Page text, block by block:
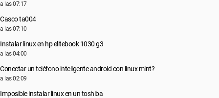
a las 07:17
Casco ta004
a las 07:10
Instalar linux en hp elitebook 1030 g3
a las 04:00
Conectar un teléfono inteligente android con linux mint?
a las 02:09
Imposible instalar linux en un toshiba